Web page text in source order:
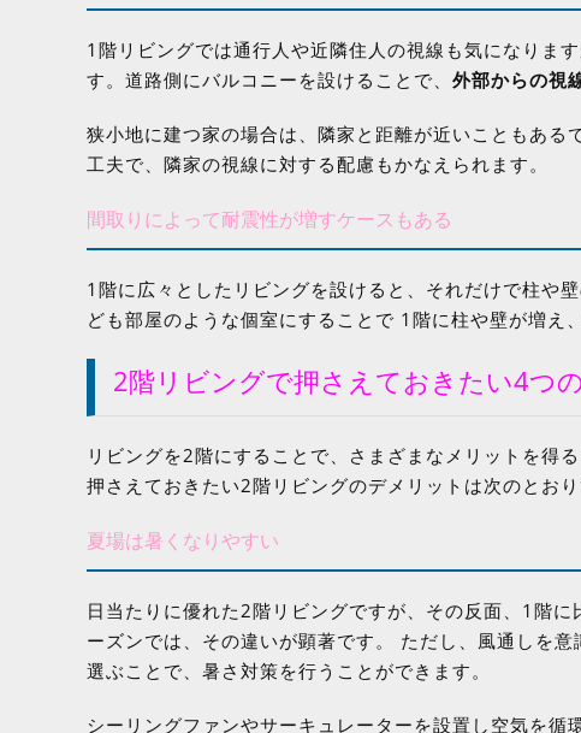
1階リビングでは通行人や近隣住人の視線も気になりま
す。道路側にバルコニーを設けることで、 外部からの視
狭小地に建つ家の場合は、隣家と距離が近いこともあ
工夫で、隣家の視線に対する配慮もかなえられます。
間取りによって耐震性が増すケースもある
1階に広々としたリビングを設けると、それだけで柱や
ども部屋のような個室にすることで 1階に柱や壁が増え
2階リビングで押さえておきたい4つ
リビングを2階にすることで、さまざまなメリットを得
押さえておきたい2階リビングのデメリットは次のとおり
夏場は暑くなりやすい
日当たりに優れた2階リビングですが、その反面、1階
ーズンでは、その違いが顕著です。 ただし、風通しを
選ぶことで、暑さ対策を行うことができます。
シーリングファンやサーキュレーターを設置し空気を